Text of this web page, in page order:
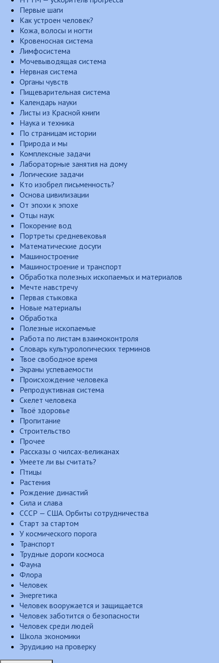
Первые шаги
Как устроен человек?
Кожа, волосы и ногти
Кровеносная система
Лимфосистема
Мочевыводящая система
Нервная система
Органы чувств
Пищеварительная система
Календарь науки
Листы из Красной книги
Наука и техника
По страницам истории
Природа и мы
Комплексные задачи
Лабораторные занятия на дому
Логические задачи
Кто изобрел письменность?
Основа цивилизации
От эпохи к эпохе
Отцы наук
Покорение вод
Портреты средневековья
Математические досуги
Машиностроение
Машиностроение и транспорт
Обработка полезных ископаемых и материалов
Мечте навстречу
Первая стыковка
Новые материалы
Обработка
Полезные ископаемые
Работа по листам взаимоконтроля
Словарь культурологических терминов
Твое свободное время
Экраны успеваемости
Происхождение человека
Репродуктивная система
Скелет человека
Твоё здоровье
Пропитание
Строительство
Прочее
Рассказы о чилсах-великанах
Умеете ли вы считать?
Птицы
Растения
Рождение династий
Сила и слава
СССР — США. Орбиты сотрудничества
Старт за стартом
У космического порога
Транспорт
Трудные дороги космоса
Фауна
Флора
Человек
Энергетика
Человек вооружается и защищается
Человек заботится о безопасности
Человек среди людей
Школа экономики
Эрудицию на проверку